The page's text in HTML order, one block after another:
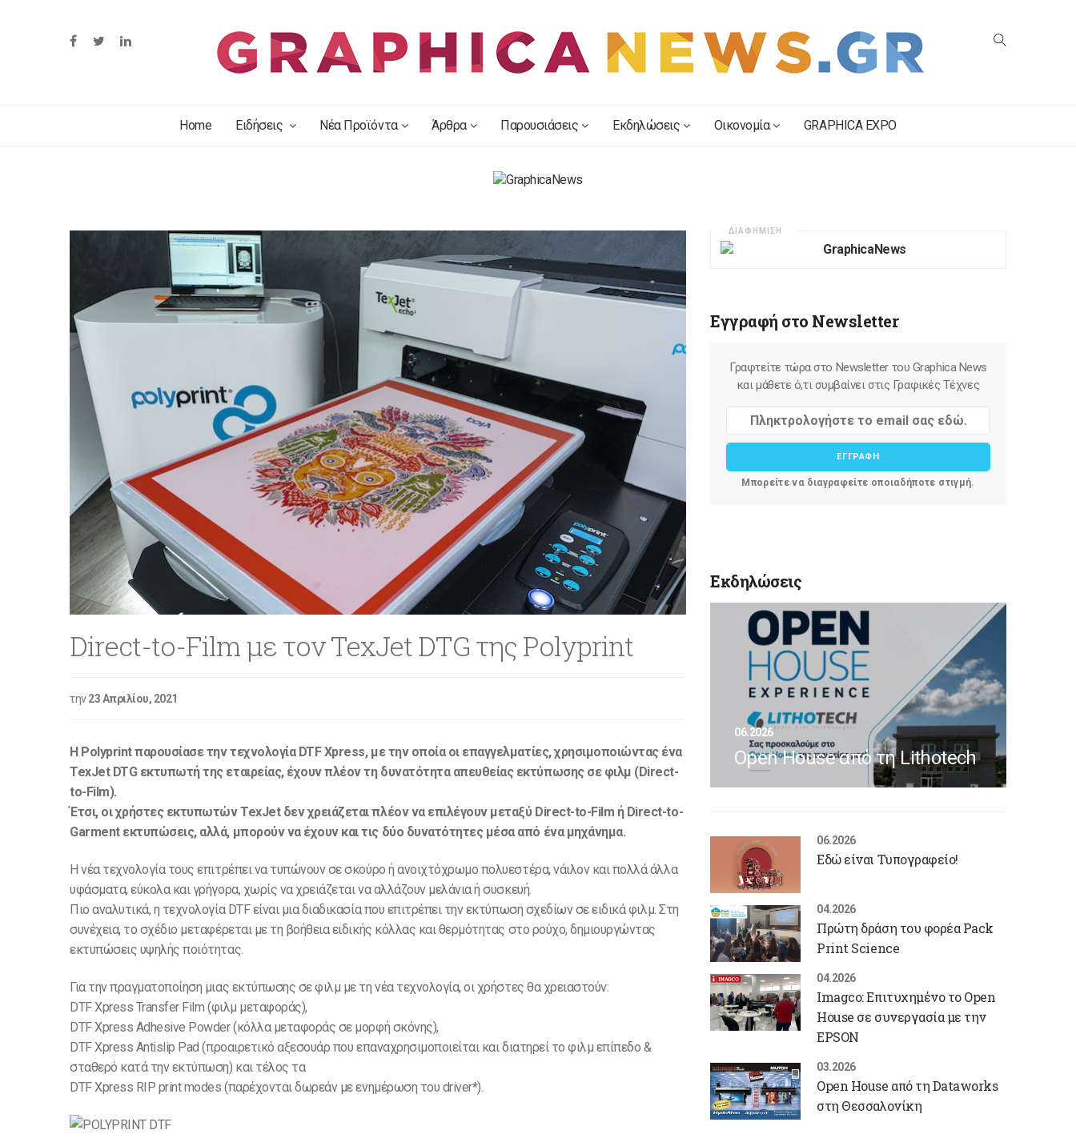
Home Ειδήσεις Νέα Προϊόντα Άρθρα Παρουσιάσεις Εκδηλώσεις Οικονομία GRAPHICA EXPO
Direct-to-Film με τον TexJet DTG της Polyprint
την23 Απριλίου, 2021
H Polyprint παρουσίασε την τεχνολογία DTF Xpress, με την οποία οι επαγγελματίες, χρησιμοποιώντας ένα
TexJet DTG εκτυπωτή της εταιρείας, έχουν πλέον τη δυνατότητα απευθείας εκτύπωσης σε φιλμ (Direct-
to-Film).
Έτσι, οι χρήστες εκτυπωτών TexJet δεν χρειάζεται πλέον να επιλέγουν μεταξύ Direct-to-Film ή Direct-to-
Garment εκτυπώσεις, αλλά, μπορούν να έχουν και τις δύο δυνατότητες μέσα από ένα μηχάνημα.
Η νέα τεχνολογία τους επιτρέπει να τυπώνουν σε σκούρο ή ανοιχτόχρωμο πολυεστέρα, νάιλον και πολλά άλλα
υφάσματα, εύκολα και γρήγορα, χωρίς να χρειάζεται να αλλάζουν μελάνια ή συσκευή.
Πιο αναλυτικά, η τεχνολογία DTF είναι μια διαδικασία που επιτρέπει την εκτύπωση σχεδίων σε ειδικά φιλμ. Στη
συνέχεια, το σχέδιο μεταφέρεται με τη βοήθεια ειδικής κόλλας και θερμότητας στο ρούχο, δημιουργώντας
εκτυπώσεις υψηλής ποιότητας.
Για την πραγματοποίηση μιας εκτύπωσης σε φιλμ με τη νέα τεχνολογία, οι χρήστες θα χρειαστούν:
DTF Xpress Transfer Film (φιλμ μεταφοράς),
DTF Xpress Adhesive Powder (κόλλα μεταφοράς σε μορφή σκόνης),
DTF Χpress Antislip Pad (προαιρετικό αξεσουάρ που επαναχρησιμοποιείται και διατηρεί το φιλμ επίπεδο &
σταθερό κατά την εκτύπωση) και τέλος τα
DTF Xpress RIP print modes (παρέχονται δωρεάν με ενημέρωση του driver*).
ΔΙΑΦΗΜΙΣΗ
Εγγραφή στο Newsletter
Γραφτείτε τώρα στο Newsletter του Graphica News
και μάθετε ό,τι συμβαίνει στις Γραφικές Τέχνες
ΕΓΓΡΑΦΗ
Μπορείτε να διαγραφείτε οποιαδήποτε στιγμή.
Εκδηλώσεις
06.2026
Open House από τη Lithotech
06.2026
Εδώ είναι Τυπογραφείο!
04.2026
Πρώτη δράση του φορέα Pack
Print Science
04.2026
Imagco: Επιτυχημένο το Open
House σε συνεργασία με την
EPSON
03.2026
Open House από τη Dataworks
στη Θεσσαλονίκη